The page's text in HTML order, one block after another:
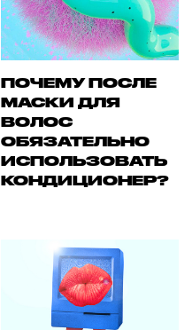
ПОЧЕМУ ПОСЛЕ
МАСКИ ДЛЯ
ВОЛОС
ОБЯЗАТЕЛЬНО
ИСПОЛЬЗОВАТЬ
КОНДИЦИОНЕР?